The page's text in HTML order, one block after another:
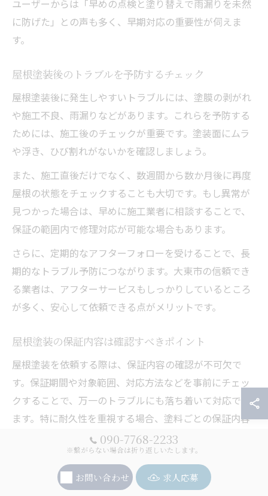
ユーザーからは「早めの点検と塗り替えで雨漏りを未然
に防げた」との声も多く、早期対応の重要性が伺えま
す。
屋根塗装後のトラブルを予防するチェック
屋根塗装後に発生しやすいトラブルには、塗膜の剥がれ
や施工不良、雨漏りなどがあります。これらを予防する
ためには、施工後のチェックが重要です。塗装面にムラ
や浮き、ひび割れがないかを確認しましょう。
また、施工直後だけでなく、数週間から数か月後に再度
屋根の状態をチェックすることも大切です。もし異常が
見つかった場合は、早めに施工業者に相談することで、
保証の範囲内で修理対応が可能な場合もあります。
さらに、定期的なアフターフォローを受けることで、長
期的なトラブル予防につながります。大東市の信頼でき
る業者は、アフターサービスもしっかりしているところ
が多く、安心して依頼できる点がメリットです。
屋根塗装の保証内容は確認すべきポイント
屋根塗装を依頼する際は、保証内容の確認が不可欠で
す。保証期間や対象範囲、対応方法などを事前にチェッ
クすることで、万一のトラブルにも落ち着いて対応でき
ます。特に耐久性を重視する場合、塗料ごとの保証内容
に差がある点に注意しましょう。
ら10年程度のケースが多いですが、塗料のグレードや施
090-7768-2233
※繋がらない場合は折り返しいたします。
お問い合わせ 求人応募